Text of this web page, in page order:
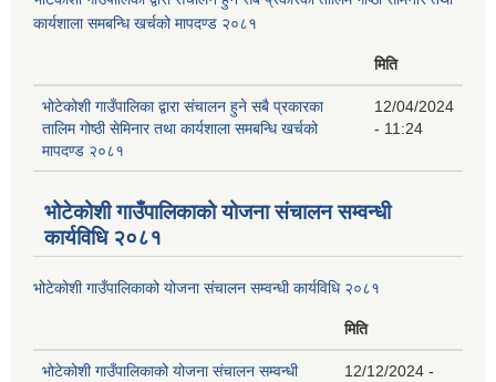
कार्यशाला समबन्धि खर्चको मापदण्ड २०८१
मिति
भोटेकोशी गाउँपालिका द्वारा संचालन हुने सबै प्रकारका
तालिम गोष्ठी सेमिनार तथा कार्यशाला समबन्धि खर्चको
मापदण्ड २०८१
12/04/2024
- 11:24
भोटेकोशी गाउँपालिकाको योजना संचालन सम्वन्धी
कार्यविधि २०८१
भोटेकोशी गाउँपालिकाको योजना संचालन सम्वन्धी कार्यविधि २०८१
मिति
भोटेकोशी गाउँपालिकाको योजना संचालन सम्वन्धी
12/12/2024 -